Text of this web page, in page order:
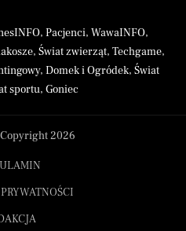
, Pacjenci, WawaINFO,
, Świat zwierząt, Techgame,
, Domek i Ogródek, Świat
sportu, Goniec
2026